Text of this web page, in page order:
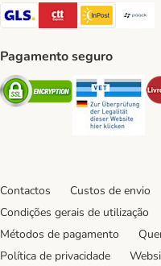
GLS Shipping Method
CTTExpressInPost
Pagamento seguro
Security
Contactos Custos de envio
Condições gerais de utilização
Métodos de pagamento
Política de privacidade